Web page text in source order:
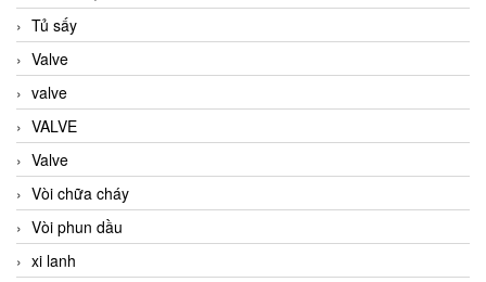
Tủ sấy
Valve
valve
VALVE
Valve
Vòi chữa cháy
Vòi phun dầu
xi lanh